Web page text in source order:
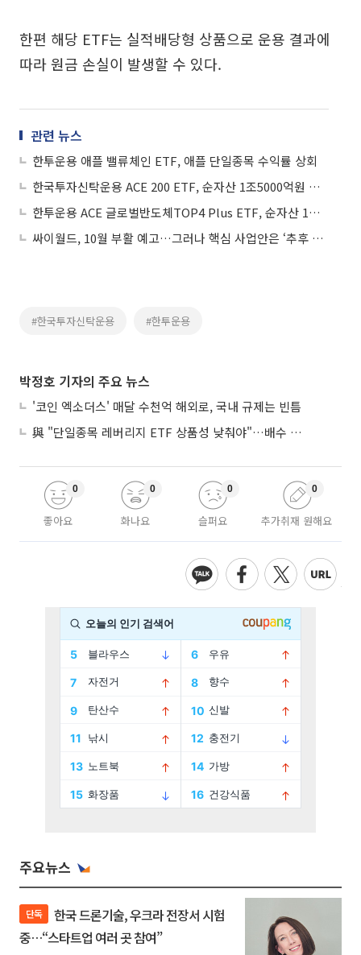
한편 해당 ETF는 실적배당형 상품으로 운용 결과에
따라 원금 손실이 발생할 수 있다.
관련 뉴스
한투운용 애플 밸류체인 ETF, 애플 단일종목 수익률 상회
한국투자신탁운용 ACE 200 ETF, 순자산 1조5000억원 첫 돌파
한투운용 ACE 글로벌반도체TOP4 Plus ETF, 순자산 1조원 돌파
싸이월드, 10월 부활 예고…그러나 핵심 사업안은 ‘추후 공개’
#한국투자신탁운용 #한투운용
박정호 기자의 주요 뉴스
'코인 엑소더스' 매달 수천억 해외로, 국내 규제는 빈틈
與 "단일종목 레버리지 ETF 상품성 낮춰야"…배수 조정안도 거론
좋아요
0
화나요
0
슬퍼요
0
추가취재 원해요
0
주요뉴스
단독
중…“스타트업 여러 곳 참여”